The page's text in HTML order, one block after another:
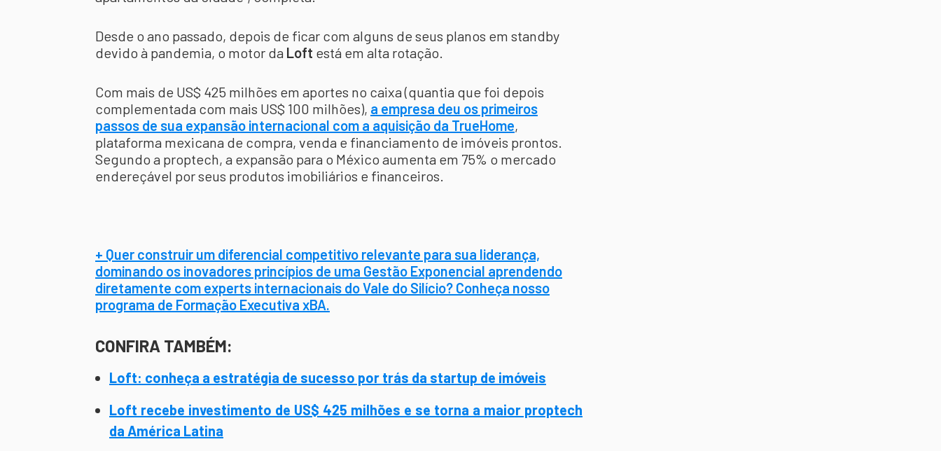
Desde o ano passado, depois de ficar com alguns de seus planos em standby
devido à pandemia, o motor da Loft está em alta rotação.
Com mais de US$ 425 milhões em aportes no caixa (quantia que foi depois
complementada com mais US$ 100 milhões), a empresa deu os primeiros
passos de sua expansão internacional com a aquisição da TrueHome,
plataforma mexicana de compra, venda e financiamento de imóveis prontos.
Segundo a proptech, a expansão para o México aumenta em 75% o mercado
endereçável por seus produtos imobiliários e financeiros.
+ Quer construir um diferencial competitivo relevante para sua liderança,
dominando os inovadores princípios de uma Gestão Exponencial aprendendo
diretamente com experts internacionais do Vale do Silício? Conheça nosso
programa de Formação Executiva xBA.
CONFIRA TAMBÉM:
Loft: conheça a estratégia de sucesso por trás da startup de imóveis
Loft recebe investimento de US$ 425 milhões e se torna a maior proptech
da América Latina